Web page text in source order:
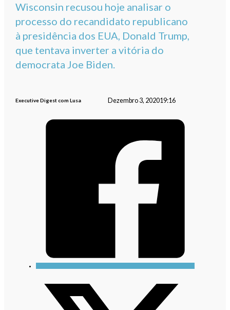
Wisconsin recusou hoje analisar o
processo do recandidato republicano
à presidência dos EUA, Donald Trump,
que tentava inverter a vitória do
democrata Joe Biden.
Executive Digest com Lusa Dezembro 3, 202019:16